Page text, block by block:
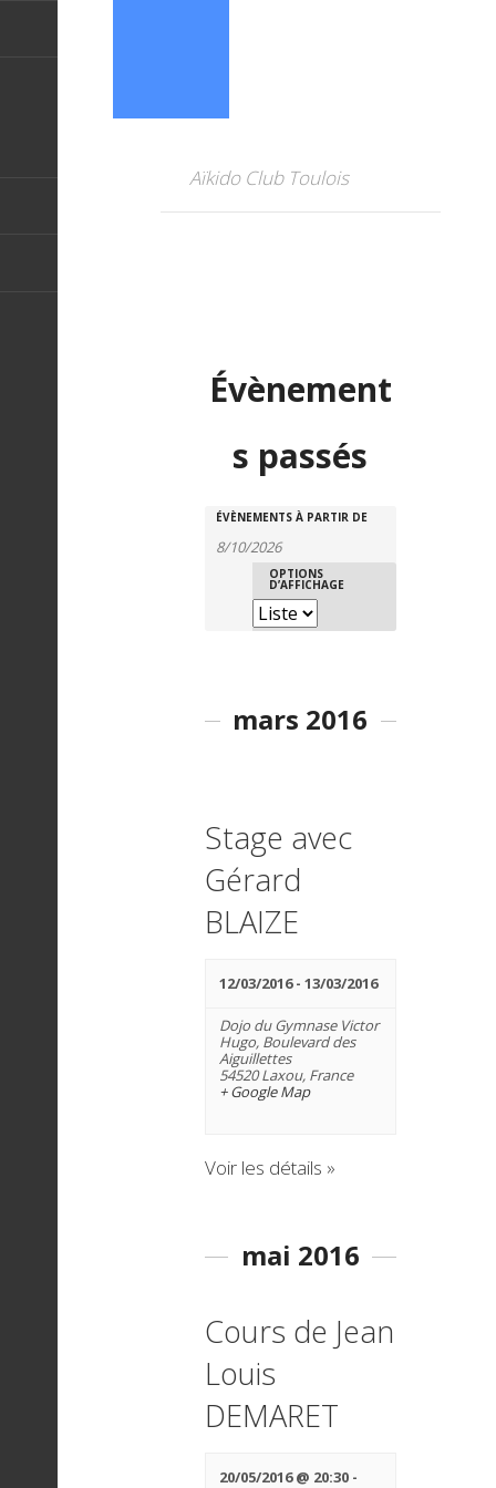
Aïkido Club Toulois
Évènement
s passés
R
c
e
c
t
n
R
h
r
c
h
e
v
è
n
e
ÉVÈNEMENTS À PARTIR DE
N
v
g
a
t
i
d
e
v
u
OPTIONS
D’AFFICHAGE
mars 2016
Stage avec
Gérard
BLAIZE
12/03/2016- 13/03/2016
Dojo du Gymnase Victor
Hugo, Boulevard des
Aiguillettes
54520 Laxou, France
+ Google Map
Voir les détails »
mai 2016
Cours de Jean
Louis
DEMARET
20/05/2016 @ 20:30-